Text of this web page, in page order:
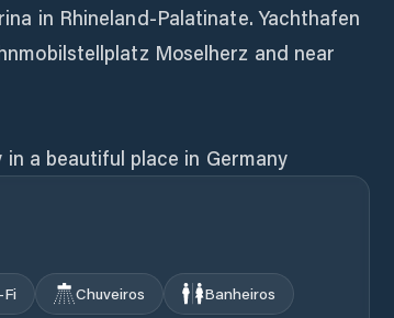
in Rhineland-Palatinate. Yachthafen
Moselherz and near
a beautiful place in Germany
Chuveiros
Banheiros